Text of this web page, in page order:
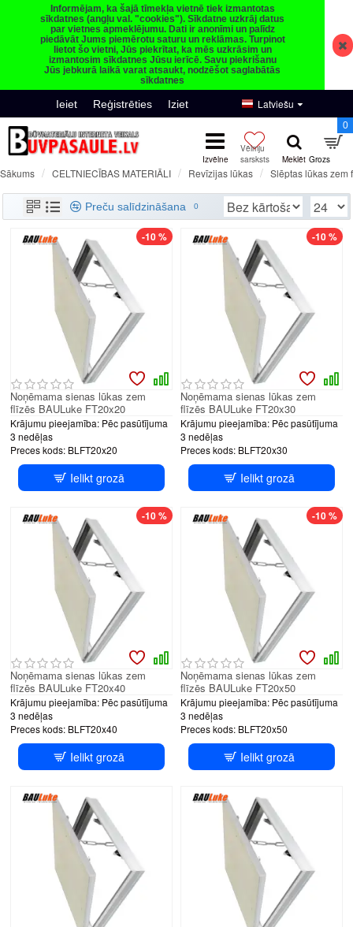
Informējam, ka šajā tīmekļa vietnē tiek izmantotas
sīkdatnes (angļu val. "cookies"). Sīkdatne uzkrāj datus
par vietnes apmeklējumu. Dati ir anonīmi un palīdz
piedāvāt Jums piemērotu saturu un reklāmas. Turpinot
lietot šo vietni, Jūs piekrītat, ka mēs uzkrāsim un
izmantosim sīkdatnes Jūsu ierīcē. Savu piekrišanu
Jūs jebkurā laikā varat atsaukt, nodzēšot saglabātās
sīkdatnes
Ieiet Reģistrēties Iziet Latviešu
0
Sākums CELTNIECĪBAS MATERIĀLI Revīzijas lūkas Slēptas lūkas zem
Preču salīdzināšana
0
-10 %
Krājumu pieejamība: Pēc pasūtījuma
3 nedēļas
Preces kods: BLFT20x20
Noņēmama sienas lūkas zem
flīzēs BAULuke FT20x20
Ielikt grozā
-10 %
Krājumu pieejamība: Pēc pasūtījuma
3 nedēļas
Preces kods: BLFT20x30
Noņēmama sienas lūkas zem
flīzēs BAULuke FT20x30
Ielikt grozā
-10 %
Krājumu pieejamība: Pēc pasūtījuma
3 nedēļas
Preces kods: BLFT20x40
Noņēmama sienas lūkas zem
flīzēs BAULuke FT20x40
Ielikt grozā
-10 %
Krājumu pieejamība: Pēc pasūtījuma
3 nedēļas
Preces kods: BLFT20x50
Noņēmama sienas lūkas zem
flīzēs BAULuke FT20x50
Ielikt grozā